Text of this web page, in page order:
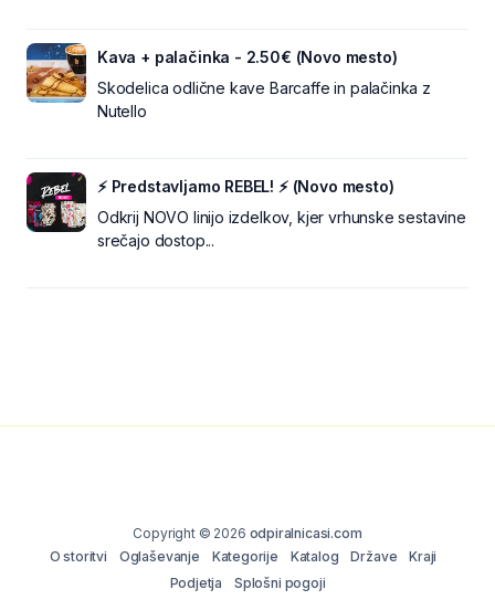
Kava + palačinka - 2.50€ (Novo mesto)
Skodelica odlične kave Barcaffe in palačinka z
Nutello
⚡ Predstavljamo REBEL! ⚡ (Novo mesto)
Odkrij NOVO linijo izdelkov, kjer vrhunske sestavine
srečajo dostop...
Copyright © 2026 odpiralnicasi.com
O storitvi
Oglaševanje Kategorije Katalog Države
Kraji
Podjetja
Splošni pogoji